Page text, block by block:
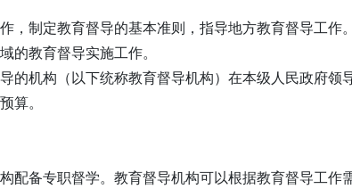
制定教育督导的基本准则，指导地方教育督导工作。
的教育督导实施工作。
机构（以下统称教育督导机构）在本级人民政府领
算。
备专职督学。教育督导机构可以根据教育督导工作